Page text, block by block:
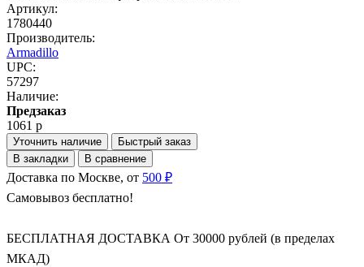
Артикул:
1780440
Производитель:
Armadillo
UPC:
57297
Наличие:
Предзаказ
1061 р
Уточнить наличие
Быстрый заказ
В закладки
В сравнение
Доставка по Москве, от 500 ₽
Самовывоз бесплатно!
БЕСПЛАТНАЯ ДОСТАВКА От 30000 рублей (в пределах
МКАД)